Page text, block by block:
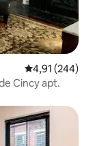
Calificación
4,91 (244)
Cincy apt.